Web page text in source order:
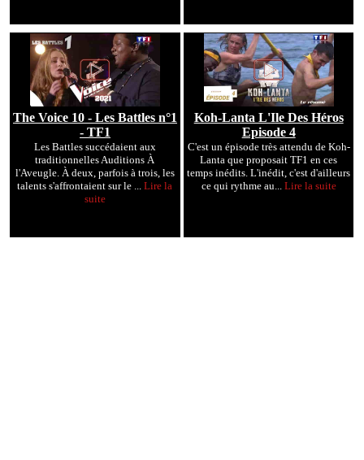
The Voice 10 - Les Battles n°1
- TF1
Les Battles succédaient aux
traditionnelles Auditions À
l'Aveugle. À deux, parfois à trois, les
talents s'affrontaient sur le ...Lire la
suite
Koh-Lanta L'Ile Des Héros
Episode 4
C'est un épisode très attendu de Koh-
Lanta que proposait TF1 en ces
temps inédits. L'inédit, c'est d'ailleurs
ce qui rythme au... Lire la suite